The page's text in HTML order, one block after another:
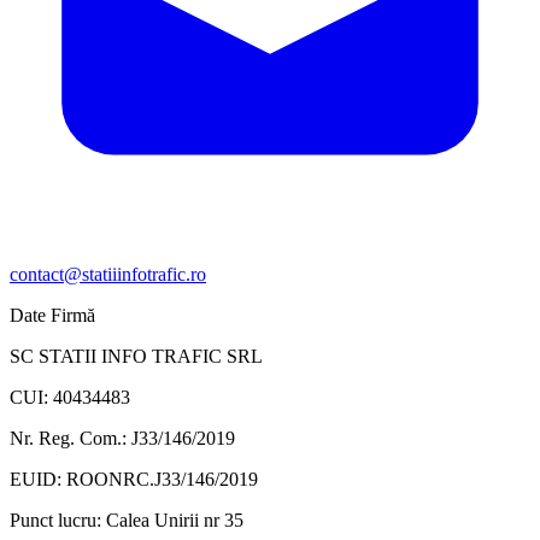
contact@statiiinfotrafic.ro
Date Firmă
SC STATII INFO TRAFIC SRL
CUI: 40434483
Nr. Reg. Com.: J33/146/2019
EUID: ROONRC.J33/146/2019
Punct lucru: Calea Unirii nr 35